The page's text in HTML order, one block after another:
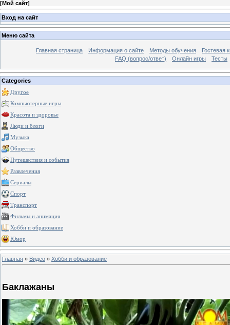
[Мой сайт]
Вход на сайт
Меню сайта
Главная страница Информация о сайте Методы обучения
Гостевая
FAQ (вопрос/ответ)
Онлайн игры Тесты
Categories
Другое
Компьютерные игры
Красота и здоровье
Люди и блоги
Музыка
Общество
Путешествия и события
Развлечения
Сериалы
Спорт
Транспорт
Фильмы и анимация
Хобби и образование
Юмор
Главная » Видео » Хобби и образование
Баклажаны